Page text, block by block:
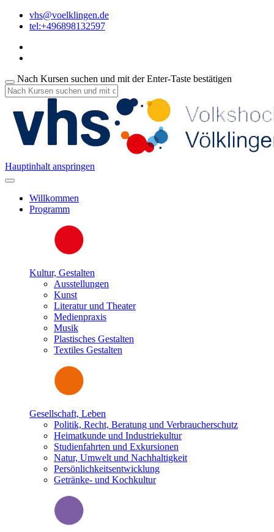
vhs@voelklingen.de
tel:+496898132597
Nach Kursen suchen und mit der Enter-Taste bestätigen
Hauptinhalt anspringen
Willkommen
Programm
Kultur, Gestalten
Ausstellungen
Kunst
Literatur und Theater
Medienpraxis
Musik
Plastisches Gestalten
Textiles Gestalten
Gesellschaft, Leben
Politik, Recht, Beratung und Verbraucherschutz
Heimatkunde und Industriekultur
Studienfahrten und Exkursionen
Natur, Umwelt und Nachhaltigkeit
Persönlichkeitsentwicklung
Getränke- und Kochkultur